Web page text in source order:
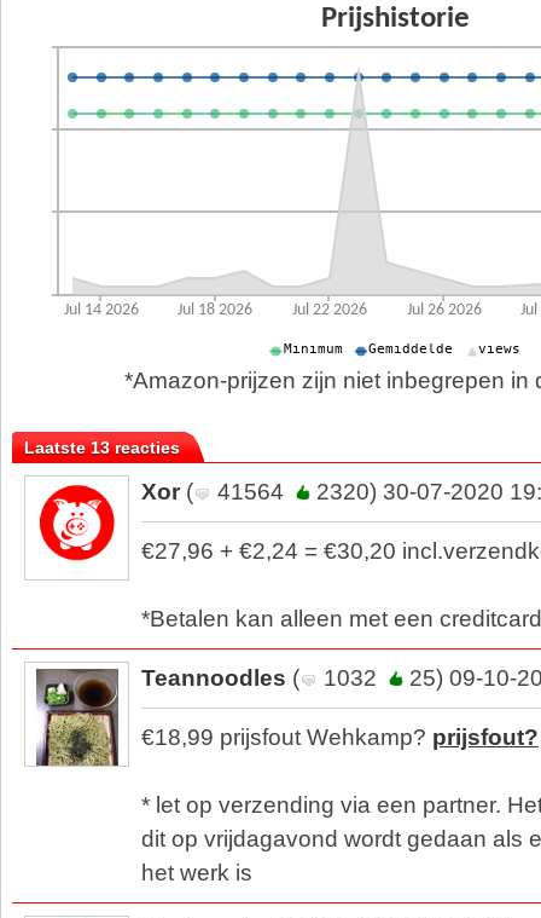
*Amazon-prijzen zijn niet inbegrepen in
Laatste 13 reacties
Xor ( 41564 2320) 30-07-2020
€27,96 + €2,24 = €30,20
*Betalen kan alleen met een creditcard
Teannoodles ( 1032 25) 09-10-
€18,99 prijsfout Wehkamp? prijsfout?
* let op verzending via een partner.
dit op vrijdagavond wordt gedaan als
het werk is